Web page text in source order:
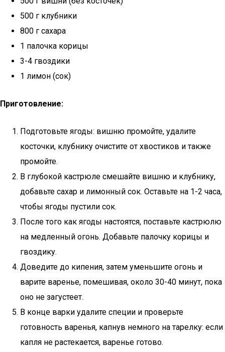
500 г клубники
800 г сахара
1 палочка корицы
3-4 гвоздики
1 лимон (сок)
Приготовление:
Подготовьте ягоды: вишню промойте, удалите
косточки, клубнику очистите от хвостиков и также
промойте.
В глубокой кастрюле смешайте вишню и клубнику,
добавьте сахар и лимонный сок. Оставьте на 1-2 часа,
чтобы ягоды пустили сок.
После того как ягоды настоятся, поставьте кастрюлю
на медленный огонь. Добавьте палочку корицы и
гвоздику.
Доведите до кипения, затем уменьшите огонь и
варите варенье, помешивая, около 30-40 минут, пока
оно не загустеет.
В конце варки удалите специи и проверьте
готовность варенья, капнув немного на тарелку: если
капля не растекается, варенье готово.